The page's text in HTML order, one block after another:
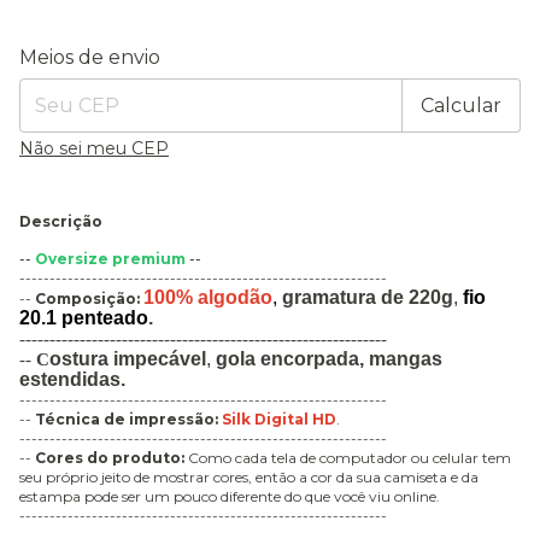
Entregas para o CEP:
Meios de envio
Calcular
Não sei meu CEP
Descrição
-- Oversize premium --
-------------------------------------------------------------
-- Composição: 100% algodão, gramatura de 220g, fio
20.1 penteado.
-------------------------------------------------------------
-- Costura impecável , gola encorpada, mangas
estendidas.
-------------------------------------------------------------
-- Técnica de impressão: Silk Digital HD.
-------------------------------------------------------------
-- Cores do produto: Como cada tela de computador ou celular tem
seu próprio jeito de mostrar cores, então a cor da sua camiseta e da
estampa pode ser um pouco diferente do que você viu online.
-------------------------------------------------------------